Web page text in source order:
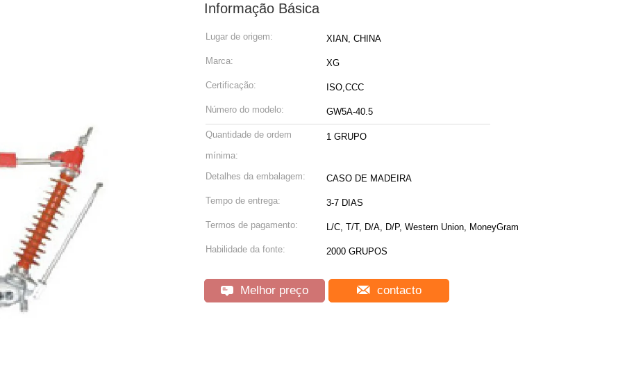
Informação Básica
Lugar de origem: XIAN, CHINA
Marca: XG
Certificação: ISO,CCC
Número do modelo: GW5A-40.5
Quantidade de ordem
mínima:
1 GRUPO
Detalhes da embalagem: CASO DE MADEIRA
Tempo de entrega: 3-7 DIAS
Termos de pagamento: L/C, T/T, D/A, D/P, Western Union, MoneyGram
Habilidade da fonte: 2000 GRUPOS
Melhor preço contacto